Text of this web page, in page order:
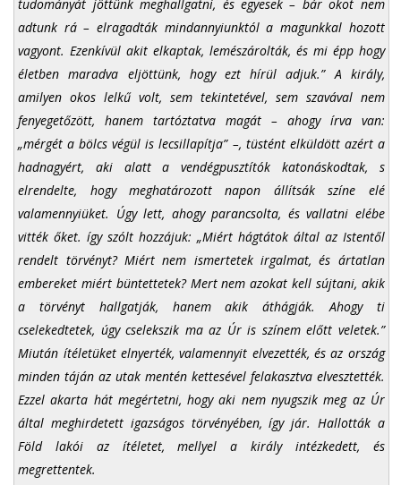
tudományát jöttünk meghallgatni, és egyesek – bár okot nem
adtunk rá – elragadták mindannyiunktól a magunkkal hozott
vagyont. Ezenkívül akit elkaptak, lemészárolták, és mi épp hogy
életben maradva eljöttünk, hogy ezt hírül adjuk.” A király,
amilyen okos lelkű volt, sem tekintetével, sem szavával nem
fenyegetőzött, hanem tartóztatva magát – ahogy írva van:
„mérgét a bölcs végül is lecsillapítja” –, tüstént elküldött azért a
hadnagyért, aki alatt a vendégpusztítók katonáskodtak, s
elrendelte, hogy meghatározott napon állítsák színe elé
valamennyiüket. Úgy lett, ahogy parancsolta, és vallatni elébe
vitték őket. így szólt hozzájuk: „Miért hágtátok által az Istentől
rendelt törvényt? Miért nem ismertetek irgalmat, és ártatlan
embereket miért büntettetek? Mert nem azokat kell sújtani, akik
a törvényt hallgatják, hanem akik áthágják. Ahogy ti
cselekedtetek, úgy cselekszik ma az Úr is színem előtt veletek.”
Miután ítéletüket elnyerték, valamennyit elvezették, és az ország
minden táján az utak mentén kettesével felakasztva elvesztették.
Ezzel akarta hát megértetni, hogy aki nem nyugszik meg az Úr
által meghirdetett igazságos törvényében, így jár. Hallották a
Föld lakói az ítéletet, mellyel a király intézkedett, és
megrettentek.